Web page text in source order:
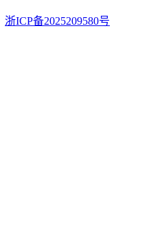
浙ICP备2025209580号